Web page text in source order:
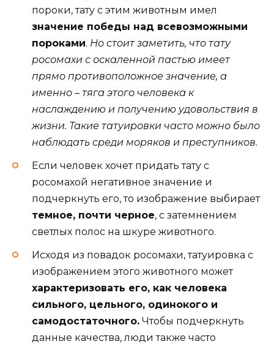
пороки, тату с этим животным имел
значение победы над всевозможными
пороками. Но стоит заметить, что тату
росомахи с оскаленной пастью имеет
прямо противоположное значение, а
именно – тяга этого человека к
наслаждению и получению удовольствия в
жизни. Такие татуировки часто можно было
наблюдать среди моряков и преступников.
Если человек хочет придать тату с
росомахой негативное значение и
подчеркнуть его, то изображение выбирает
темное, почти черное, с затемнением
светлых полос на шкуре животного.
Исходя из повадок росомахи, татуировка с
изображением этого животного может
характеризовать его, как человека
сильного, цельного, одинокого и
самодостаточного. Чтобы подчеркнуть
данные качества, люди также часто